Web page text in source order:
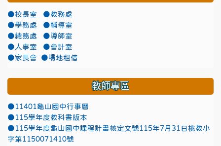
●校長室
●教務處
●學務處
●輔導室
●總務處
●導師室
●人事室
●會計室
●家長會
●場地租借
教師專區
●11401龜山國中行事曆
●115學年度教科書版本
●115學年度龜山國中課程計畫核定文號115年7月31日桃教小
字第1150071410號